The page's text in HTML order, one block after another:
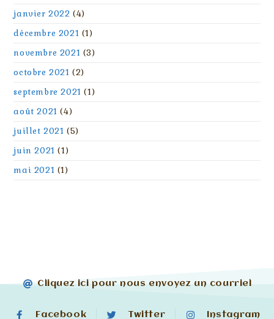
janvier 2022 (4)
décembre 2021 (1)
novembre 2021 (3)
octobre 2021 (2)
septembre 2021 (1)
août 2021 (4)
juillet 2021 (5)
juin 2021 (1)
mai 2021 (1)
Cliquez ici pour nous envoyez un courriel
Facebook Twitter Instagram